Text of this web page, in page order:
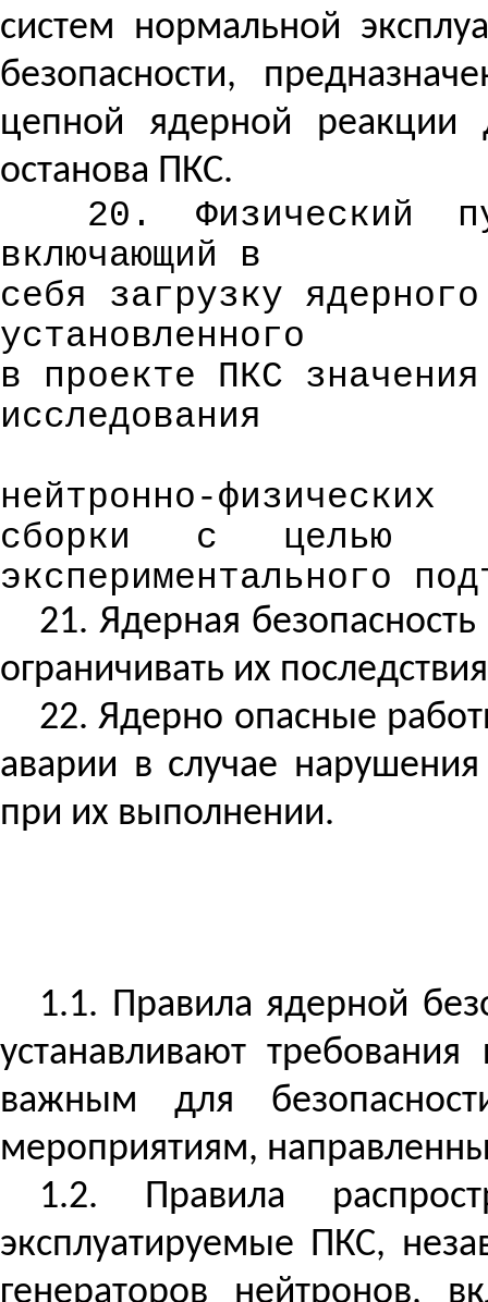
систем нормальной
безопасности,
цепной ядерной реакции
останова ПКС.
20. Физический
включающий в
себя загрузку
установленного
в проекте ПКС значения
исследования
нейтронно-физических
сборки
с
целью
экспериментального
21. Ядерная
ограничивать их
22. Ядерно опасные
аварии в случае
при их выполнении.
1.1. Правила ядерной
устанавливают
важным для
мероприятиям,
1.2. Правила
эксплуатируемые ПКС,
генераторов нейтронов,